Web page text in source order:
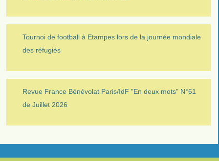
Tournoi de football à Etampes lors de la journée mondiale
des réfugiés
Revue France Bénévolat Paris/IdF "En deux mots" N°61
de Juillet 2026